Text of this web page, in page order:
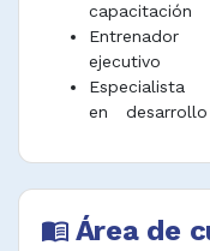
capacitación
Entrenador
ejecutivo
Especialista
en desarrollo
menu_book Área de